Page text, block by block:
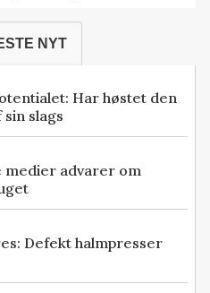
NYT
Har høstet den
slags
medier advarer om
Defekt halmpresser